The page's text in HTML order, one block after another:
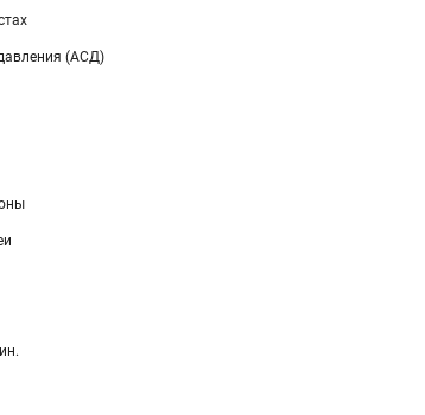
(АСД)